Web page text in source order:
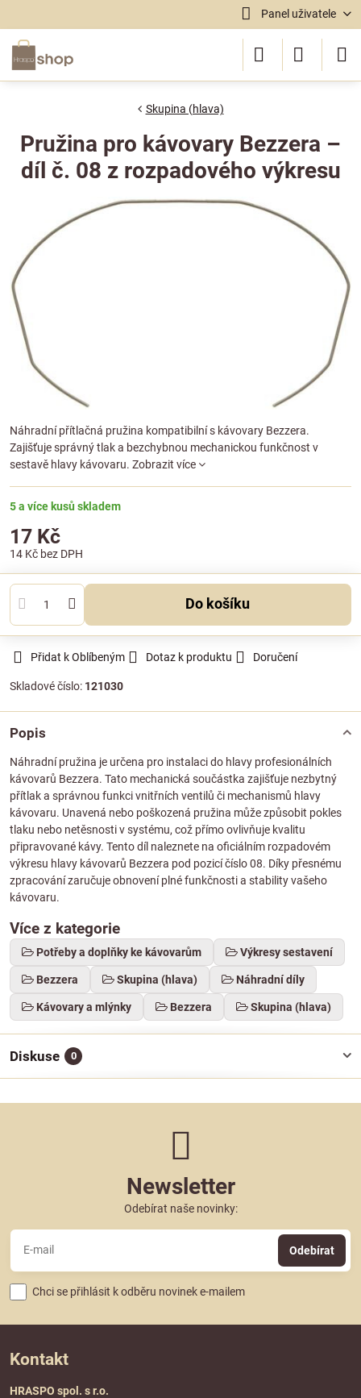
Panel uživatele
Skupina (hlava)
Pružina pro kávovary Bezzera –
díl č. 08 z rozpadového výkresu
Náhradní přítlačná pružina kompatibilní s kávovary Bezzera.
Zajišťuje správný tlak a bezchybnou mechanickou funkčnost v
sestavě hlavy kávovaru. Zobrazit více
5 a více kusů skladem
17 Kč
14 Kč bez DPH
Do košíku
Přidat k Oblíbeným Dotaz k produktu Doručení
Skladové číslo: 121030
Popis
Náhradní pružina je určena pro instalaci do hlavy profesionálních
kávovarů Bezzera. Tato mechanická součástka zajišťuje nezbytný
přítlak a správnou funkci vnitřních ventilů či mechanismů hlavy
kávovaru. Unavená nebo poškozená pružina může způsobit pokles
tlaku nebo netěsnosti v systému, což přímo ovlivňuje kvalitu
připravované kávy. Tento díl naleznete na oficiálním rozpadovém
výkresu hlavy kávovarů Bezzera pod pozicí číslo 08. Díky přesnému
zpracování zaručuje obnovení plné funkčnosti a stability vašeho
kávovaru.
Více z kategorie
Potřeby a doplňky ke kávovarům Výkresy sestavení
Bezzera Skupina (hlava) Náhradní díly
Kávovary a mlýnky Bezzera Skupina (hlava)
Diskuse 0
Newsletter
Odebírat naše novinky:
Odebírat
Chci se přihlásit k odběru novinek e-mailem
Kontakt
HRASPO spol. s r.o.